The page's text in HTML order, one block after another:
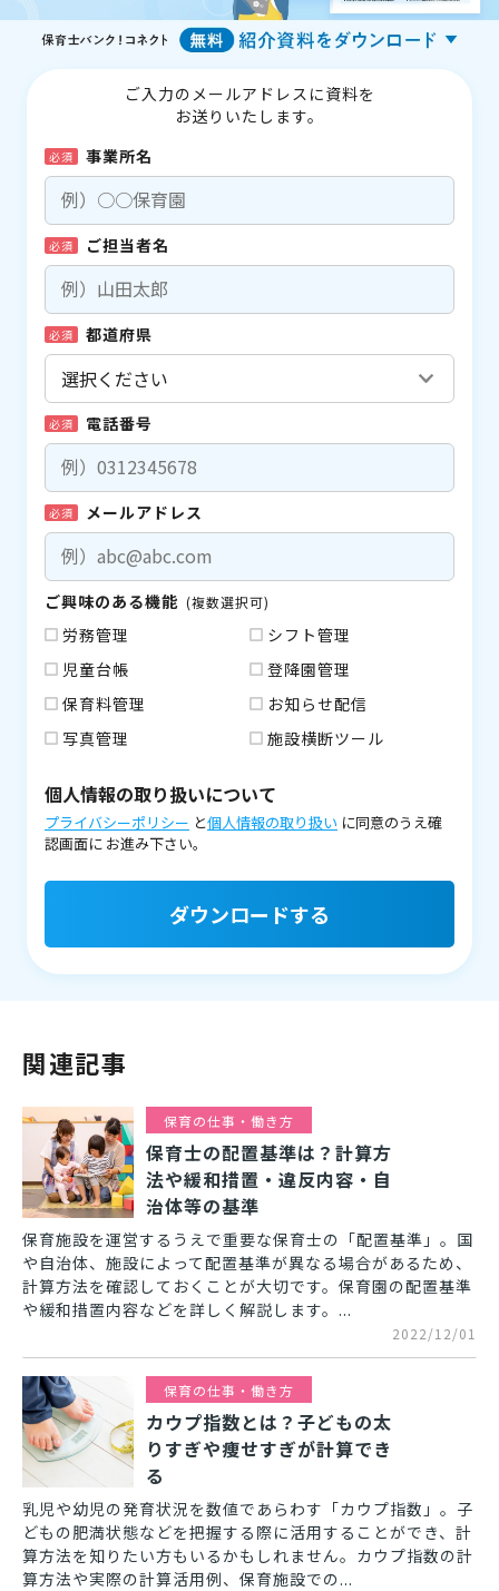
ご入力のメールアドレスに資料を
お送りいたします。
必須 事業所名
必須 ご担当者名
必須 都道府県
必須 電話番号
必須 メールアドレス
ご興味のある機能 (複数選択可)
労務管理
シフト管理
児童台帳
登降園管理
保育料管理
お知らせ配信
写真管理
施設横断ツール
個人情報の取り扱いについて
プライバシーポリシー と個人情報の取り扱い に同意のうえ確
認画面に お進み下さい。
ダウンロードする
関連記事
保育の仕事・働き方
保育士の配置基準は？計算方
法や緩和措置・違反内容・自
治体等の基準
保育施設を運営するうえで重要な保育士の「配置基準」。国
や自治体、施設によって配置基準が異なる場合があるため、
計算方法を確認しておくことが大切です。保育園の配置基準
や緩和措置内容などを詳しく解説します。...
2022/12/01
保育の仕事・働き方
カウプ指数とは？子どもの太
りすぎや痩せすぎが計算でき
る
乳児や幼児の発育状況を数値であらわす「カウプ指数」。子
どもの肥満状態などを把握する際に活用することができ、計
算方法を知りたい方もいるかもしれません。カウプ指数の計
算方法や実際の計算活用例、保育施設での...